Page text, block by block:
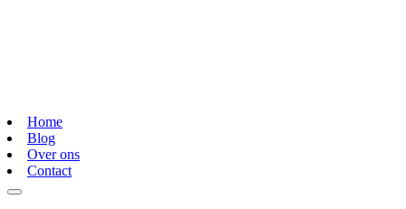
Home
Blog
Over ons
Contact